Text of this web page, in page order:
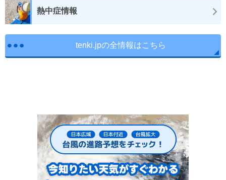
熱中症情報
tenki.jpの全情報はこちら